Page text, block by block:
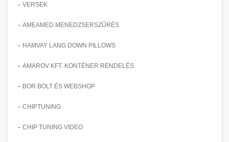
- VERSEK
- AMEAMED MENEDZSERSZŰRÉS
- HAMVAY LANG DOWN PILLOWS
- AMAROV KFT. KONTÉNER RENDELÉS
- BOR BOLT ÉS WEBSHOP
- CHIPTUNING
- CHIP TUNING VIDEO